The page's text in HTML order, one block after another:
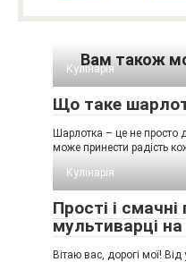
Вам також
Кулінарія
Що таке
Шарлотка – це не просто
може принести радість
Кулінарія
Прості і смачні
мультиварці
Вітаю вас, дорогі мої! Від